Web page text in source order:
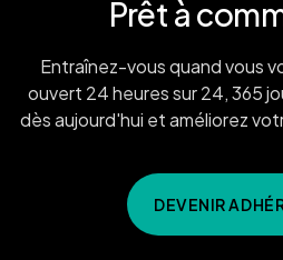
Prêt à
Entraînez-vous quand vous
ouvert 24 heures sur 24, 365
dès aujourd'hui et améliorez
DEVENIR